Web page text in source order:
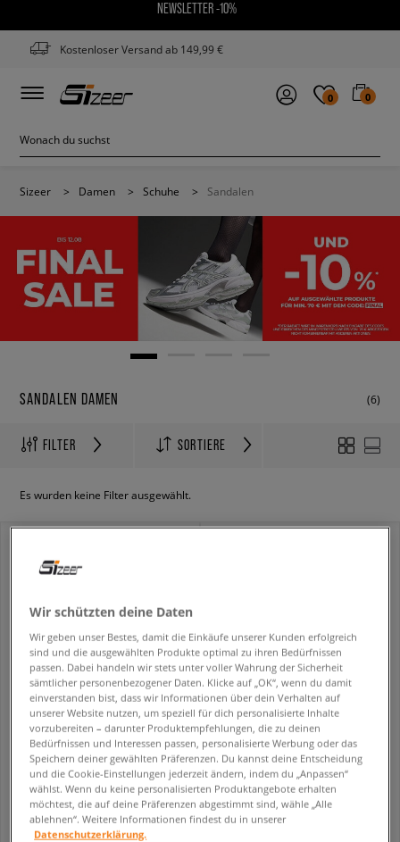
NEWSLETTER -10%
Kostenloser Versand ab 149,99 €
0 0
Sizeer > Damen > Schuhe > Sandalen
SANDALEN DAMEN (6)
FILTER SORTIERE
Es wurden keine Filter ausgewählt.
DR.MARTENS WRENLIE OPEN FL SANDAL
damen
139,99 €
199,99 €
159,99 € - niedrigster Preis
damen
139,99 €
199,99 €
159,99 € - niedrigster Preis
Wir schützten deine Daten
Wir geben unser Bestes, damit die Einkäufe unserer Kunden erfolgreich
sind und die ausgewählten Produkte optimal zu ihren Bedürfnissen
passen. Dabei handeln wir stets unter voller Wahrung der Sicherheit
sämtlicher personenbezogener Daten. Klicke auf „OK“, wenn du damit
einverstanden bist, dass wir Informationen über dein Verhalten auf
unserer Website nutzen, um speziell für dich personalisierte Inhalte
vorzubereiten – darunter Produktempfehlungen, die zu deinen
Bedürfnissen und Interessen passen, personalisierte Werbung oder das
Speichern deiner gewählten Präferenzen. Du kannst deine Entscheidung
und die Cookie-Einstellungen jederzeit ändern, indem du „Anpassen“
wählst. Wenn du keine personalisierten Produktangebote erhalten
möchtest, die auf deine Präferenzen abgestimmt sind, wähle „Alle
ablehnen“. Weitere Informationen findest du in unserer
Datenschutzerklärung.